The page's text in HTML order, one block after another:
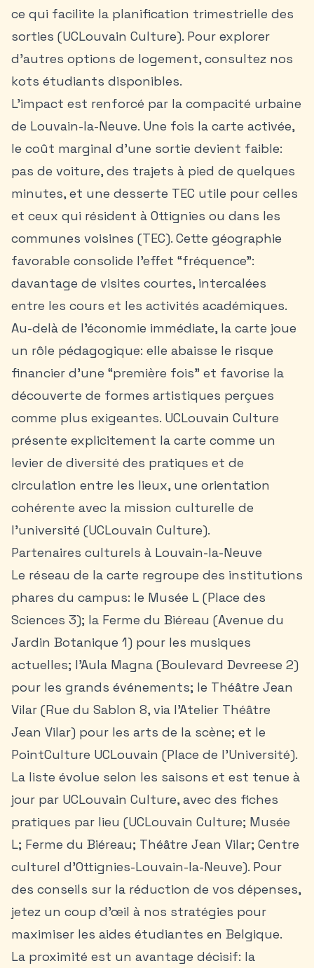
ce qui facilite la planification trimestrielle des
sorties (UCLouvain Culture). Pour explorer
d'autres options de logement, consultez nos
kots étudiants disponibles.
L’impact est renforcé par la compacité urbaine
de Louvain-la-Neuve. Une fois la carte activée,
le coût marginal d’une sortie devient faible:
pas de voiture, des trajets à pied de quelques
minutes, et une desserte TEC utile pour celles
et ceux qui résident à Ottignies ou dans les
communes voisines (TEC). Cette géographie
favorable consolide l’effet “fréquence”:
davantage de visites courtes, intercalées
entre les cours et les activités académiques.
Au-delà de l’économie immédiate, la carte joue
un rôle pédagogique: elle abaisse le risque
financier d’une “première fois” et favorise la
découverte de formes artistiques perçues
comme plus exigeantes. UCLouvain Culture
présente explicitement la carte comme un
levier de diversité des pratiques et de
circulation entre les lieux, une orientation
cohérente avec la mission culturelle de
l’université (UCLouvain Culture).
Partenaires culturels à Louvain-la-Neuve
Le réseau de la carte regroupe des institutions
phares du campus: le Musée L (Place des
Sciences 3); la Ferme du Biéreau (Avenue du
Jardin Botanique 1) pour les musiques
actuelles; l’Aula Magna (Boulevard Devreese 2)
pour les grands événements; le Théâtre Jean
Vilar (Rue du Sablon 8, via l’Atelier Théâtre
Jean Vilar) pour les arts de la scène; et le
PointCulture UCLouvain (Place de l’Université).
La liste évolue selon les saisons et est tenue à
jour par UCLouvain Culture, avec des fiches
pratiques par lieu (UCLouvain Culture; Musée
L; Ferme du Biéreau; Théâtre Jean Vilar; Centre
culturel d’Ottignies-Louvain-la-Neuve). Pour
des conseils sur la réduction de vos dépenses,
jetez un coup d'œil à nos stratégies pour
maximiser les aides étudiantes en Belgique.
La proximité est un avantage décisif: la